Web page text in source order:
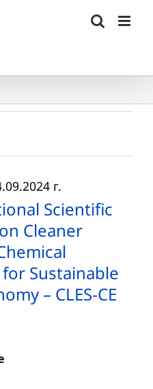
Scientific
Cleaner
Sustainable
– CLES-CE
г.